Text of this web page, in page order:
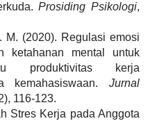
Prosiding Psikologi,
M. (2020). Regulasi emosi
ketahanan mental untuk
produktivitas kerja
kemahasiswaan. Jurnal
116-123.
Stres Kerja pada Anggota